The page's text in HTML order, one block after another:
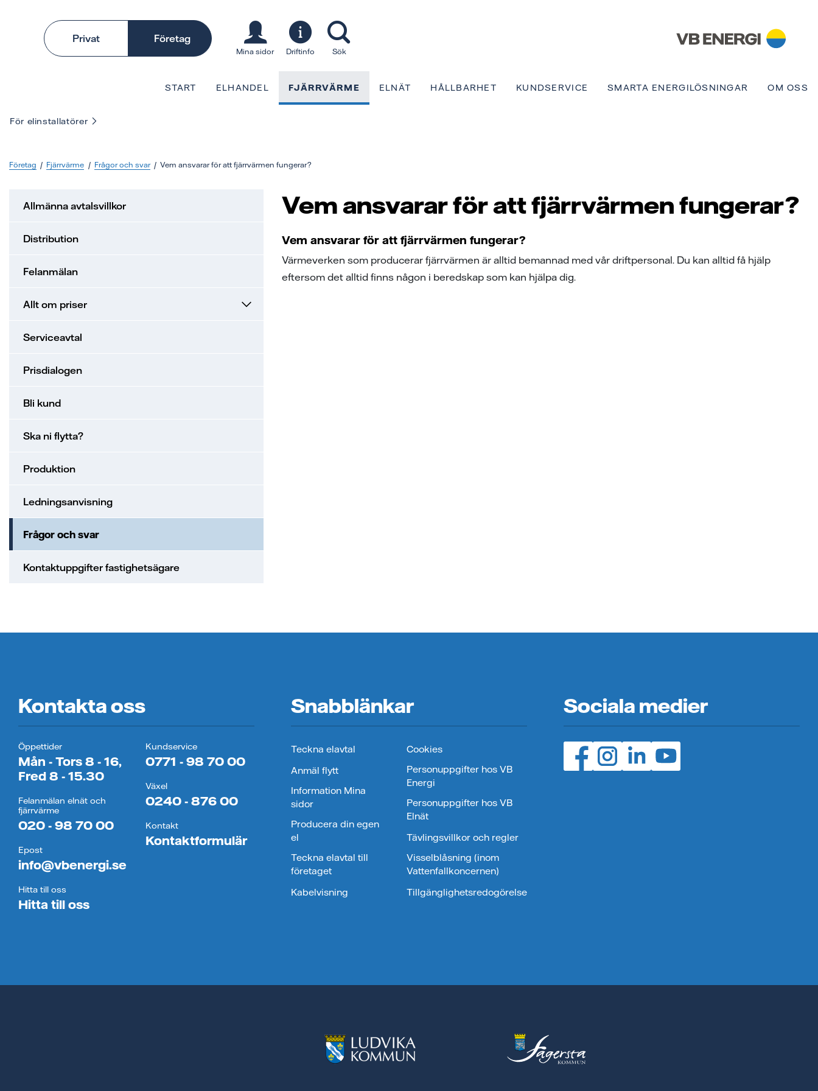
Privat Företag
Mina sidor Driftinfo Sök
START ELHANDEL FJÄRRVÄRME ELNÄT HÅLLBARHET KUNDSERVICE SMARTA ENERGILÖSNINGAR OM OSS
För elinstallatörer
Företag Fjärrvärme Frågor och svar Vem ansvarar för att fjärrvärmen fungerar?
Vem ansvarar för att fjärrvärmen fungerar?
Vem ansvarar för att fjärrvärmen fungerar?
Värmeverken som producerar fjärrvärmen är alltid bemannad med vår driftpersonal. Du kan alltid få hjälp
eftersom det alltid finns någon i beredskap som kan hjälpa dig.
Allmänna avtalsvillkor
Distribution
Felanmälan
Allt om priser
Serviceavtal
Prisdialogen
Bli kund
Ska ni flytta?
Produktion
Ledningsanvisning
Frågor och svar
Kontaktuppgifter fastighetsägare
Kontakta oss
Öppettider
Mån - Tors 8 - 16,
Fred 8 - 15.30
Felanmälan elnät och
fjärrvärme
020 - 98 70 00
Epost
info@vbenergi.se
Hitta till oss
Hitta till oss
Kundservice
0771 - 98 70 00
Växel
0240 - 876 00
Kontakt
Kontaktformulär
Snabblänkar
Teckna elavtal
Anmäl flytt
Information Mina
sidor
Producera din egen
el
Teckna elavtal till
företaget
Kabelvisning
Cookies
Personuppgifter hos VB
Energi
Personuppgifter hos VB
Elnät
Tävlingsvillkor och regler
Visselblåsning (inom
Vattenfallkoncernen)
Tillgänglighetsredogörelse
Sociala medier
Facebook (öppnas i ny flik)
Instagram (öppnas i ny flik)
LinedIn (öppnas i ny flik)